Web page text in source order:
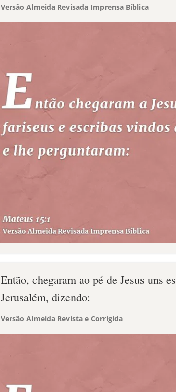
Versão Almeida Revisada Imprensa Bíblica
Então, chegaram ao pé de Jesus uns
Jerusalém, dizendo:
Versão Almeida Revista e Corrigida